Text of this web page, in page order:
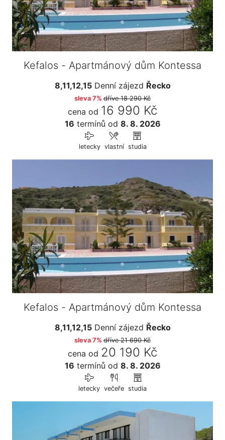
Kefalos - Apartmánový dům Kontessa
8,11,12,15Denní zájezd Řecko
sleva 7% dříve18 290 Kč
cena od 16 990 Kč
16 termínů od 8. 8. 2026
letecky vlastní studia
Kefalos - Apartmánový dům Kontessa
8,11,12,15Denní zájezd Řecko
sleva 7% dříve21 690 Kč
cena od 20 190 Kč
16 termínů od 8. 8. 2026
letecky večeře studia